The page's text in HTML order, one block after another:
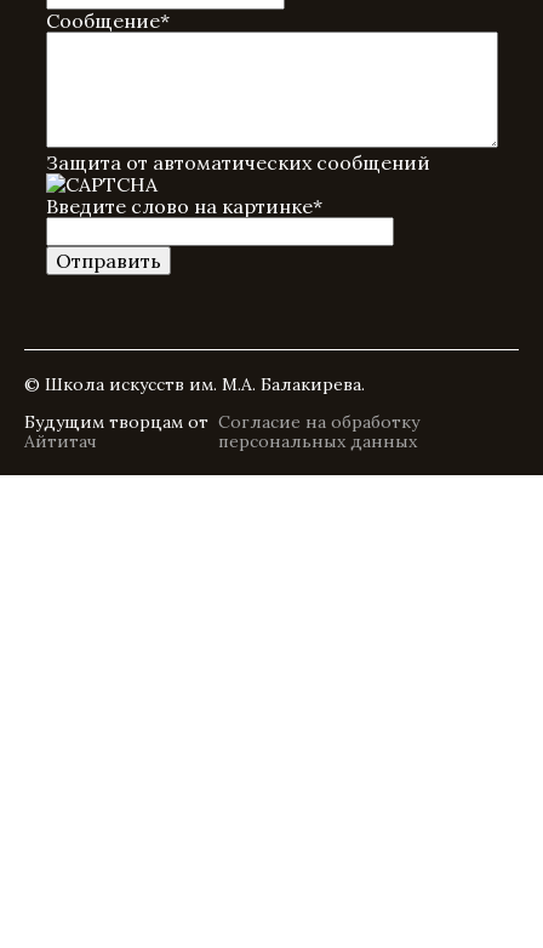
Сообщение*
Защита от автоматических сообщений
Введите слово на картинке*
© Школа искусств им. М.А. Балакирева.
Будущим творцам от
Айтитач
Согласие на обработку
персональных данных